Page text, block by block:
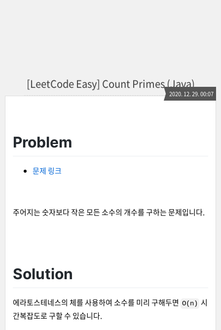
[LeetCode Easy] Count Primes (Java)
2020. 12. 29. 00:07
Problem
문제 링크
주어지는 숫자보다 작은 모든 소수의 개수를 구하는 문제입니다.
Solution
에라토스테네스의 체를 사용하여 소수를 미리 구해두면 O(n) 시
간복잡도로 구할 수 있습니다.